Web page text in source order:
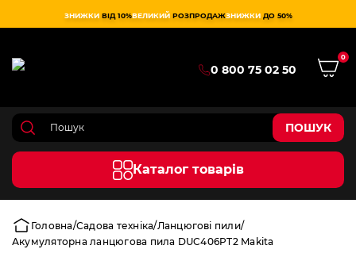
ЗНИЖКИ ВІД 10%ВЕЛИКИЙ РОЗПРОДАЖЗНИЖКИ ДО 50%
0 800 75 02 50
0
ПОШУК
Каталог товарів
Головна Садова техніка Ланцюгові пили
Акумуляторна ланцюгова пила DUC406PT2 Makita